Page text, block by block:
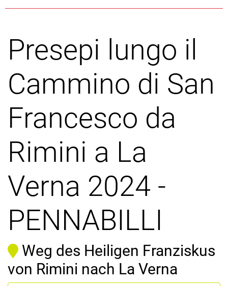
Presepi lungo il
Cammino di San
Francesco da
Rimini a La
Verna 2024 -
PENNABILLI
Weg des Heiligen Franziskus
von Rimini nach La Verna